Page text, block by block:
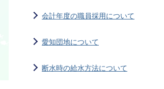
会計年度の職員採用について
愛知団地について
断水時の給水方法について